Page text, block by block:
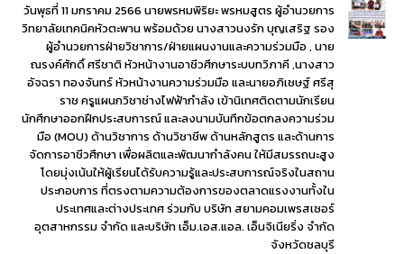
วันพุธที่ 11 มกราคม 2566 นายพรหมพิริยะ พรหมสูตร ผู้อำนวยการ
วิทยาลัยเทคนิคหัวตะพาน พร้อมด้วย นางสาวนงรัก บุญเสริฐ รอง
ผู้อำนวยการฝ่ายวิชาการ/ฝ่ายแผนงานและความร่วมมือ , นาย
ณรงค์ศักดิ์ ศรีชาติ หัวหน้างานอาชีวศึกษาระบบทวิภาคี ,นางสาว
อัจฉรา ทองจันทร์ หัวหน้างานความร่วมมือ และนายอภิเชษฐ์ ศรีสุ
ราช ครูแผนกวิชาช่างไฟฟ้ากำลัง เข้านิเทศติดตามนักเรียน
นักศึกษาออกฝึกประสบการณ์ และลงนามบันทึกข้อตกลงความร่วม
มือ (MOU) ด้านวิชาการ ด้านวิชาชีพ ด้านหลักสูตร และด้านการ
จัดการอาชีวศึกษา เพื่อผลิตและพัฒนากำลังคน ให้มีสมรรถนะสูง
โดยมุ่งเน้นให้ผู้เรียนได้รับความรู้และประสบการณ์จริงในสถาน
ประกอบการ ที่ตรงตามความต้องการของตลาดแรงงานทั้งใน
ประเทศและต่างประเทศ ร่วมกับ บริษัท สยามคอมเพรสเซอร์
อุตสาหกรรม จำกัด และบริษัท เอ็ม.เอส.แอล. เอ็นจิเนียริ่ง จำกัด
จังหวัดชลบุรี